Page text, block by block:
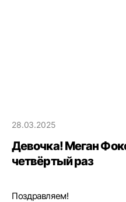
28.03.2025
Девочка! Меган
четвёртый раз
Поздравляем!